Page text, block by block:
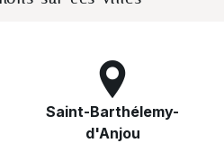
Saint-Barthélemy-
d'Anjou